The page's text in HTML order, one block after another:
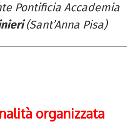
Pontificia Accademia
(Sant’Anna Pisa)
organizzata